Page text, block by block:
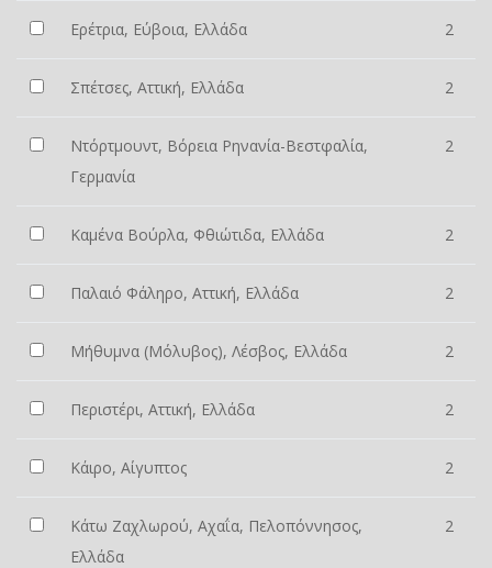
Ερέτρια, Εύβοια, Ελλάδα 2
Σπέτσες, Αττική, Ελλάδα 2
Ντόρτμουντ, Βόρεια Ρηνανία-Βεστφαλία,
Γερμανία
2
Καμένα Βούρλα, Φθιώτιδα, Ελλάδα 2
Παλαιό Φάληρο, Αττική, Ελλάδα 2
Μήθυμνα (Μόλυβος), Λέσβος, Ελλάδα 2
Περιστέρι, Αττική, Ελλάδα 2
Κάιρο, Αίγυπτος 2
Κάτω Ζαχλωρού, Αχαΐα, Πελοπόννησος,
Ελλάδα
2